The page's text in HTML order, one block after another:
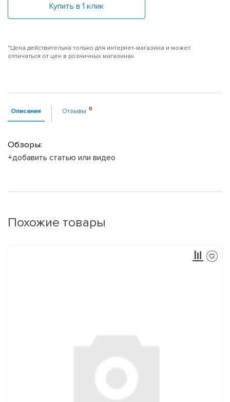
Купить в 1 клик
*Цена действительна только для интернет-магазина и может
отличаться от цен в розничных магазинах
Описание Отзывы
Обзоры:
+добавить статью или видео
Похожие товары